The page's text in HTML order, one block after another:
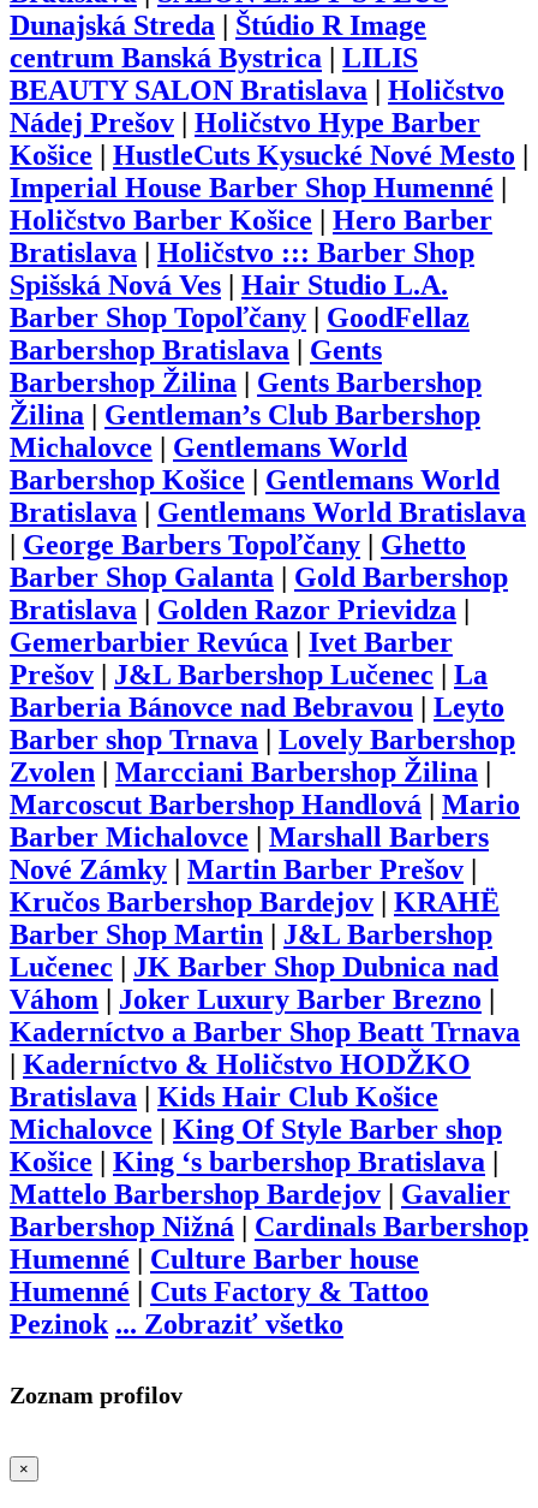
Dunajská Streda
Štúdio R Image
centrum Banská Bystrica
LILIS
BEAUTY SALON Bratislava
Holičstvo
Nádej Prešov
Holičstvo Hype Barber
Košice
HustleCuts Kysucké Nové Mesto
Imperial House Barber Shop Humenné
Holičstvo Barber Košice
Hero Barber
Bratislava
Holičstvo ::: Barber Shop
Spišská Nová Ves
Hair Studio L.A.
Barber Shop Topoľčany
GoodFellaz
Barbershop Bratislava
Gents
Barbershop Žilina
Gents Barbershop
Žilina
Gentleman’s Club Barbershop
Michalovce
Gentlemans World
Barbershop Košice
Gentlemans World
Bratislava
Gentlemans World Bratislava
George Barbers Topoľčany
Ghetto
Barber Shop Galanta
Gold Barbershop
Bratislava
Golden Razor Prievidza
Gemerbarbier Revúca
Ivet Barber
Prešov
J&L Barbershop Lučenec
La
Barberia Bánovce nad Bebravou
Leyto
Barber shop Trnava
Lovely Barbershop
Zvolen
Marcciani Barbershop Žilina
Marcoscut Barbershop Handlová
Mario
Barber Michalovce
Marshall Barbers
Nové Zámky
Martin Barber Prešov
Kručos Barbershop Bardejov
KRAHË
Barber Shop Martin
J&L Barbershop
Lučenec
JK Barber Shop Dubnica nad
Váhom
Joker Luxury Barber Brezno
Kaderníctvo a Barber Shop Beatt Trnava
Kaderníctvo & Holičstvo HODŽKO
Bratislava
Kids Hair Club Košice
Michalovce
King Of Style Barber shop
Košice
King ‘s barbershop Bratislava
Mattelo Barbershop Bardejov
Gavalier
Barbershop Nižná
Cardinals Barbershop
Humenné
Culture Barber house
Humenné
Cuts Factory & Tattoo
Pezinok ... Zobraziť všetko
Zoznam profilov
×